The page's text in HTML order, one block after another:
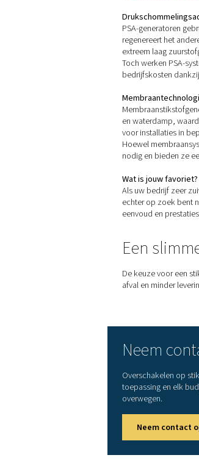
Stikstof
om
In
Wijnmakers
en de
Spuiten
Stikstof
Als u
en
PSA-
extreem
Toch